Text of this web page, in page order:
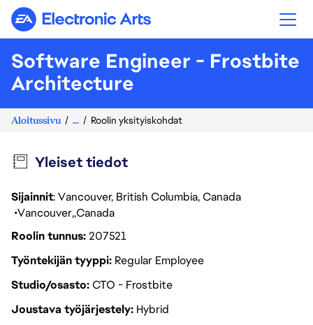
Electronic Arts
Software Engineer - Frostbite
Architecture
Aloitussivu ... Roolin yksityiskohdat
Yleiset tiedot
Sijainnit: Vancouver, British Columbia, Canada
Vancouver Canada
Roolin tunnus207521
Työntekijän tyyppi Regular Employee
Studio/osastoCTO - Frostbite
Joustava työjärjestely Hybrid